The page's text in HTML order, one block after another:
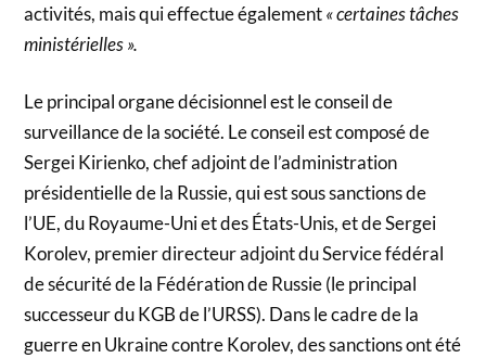
activités, mais qui effectue également« certaines tâches
ministérielles ».
Le principal organe décisionnel est le conseil de
surveillance de la société. Le conseil est composé de
Sergei Kirienko, chef adjoint de l’administration
présidentielle de la Russie, qui est sous sanctions de
l’UE, du Royaume-Uni et des États-Unis, et de Sergei
Korolev, premier directeur adjoint du Service fédéral
de sécurité de la Fédération de Russie (le principal
successeur du KGB de l’URSS). Dans le cadre de la
guerre en Ukraine contre Korolev, des sanctions ont été